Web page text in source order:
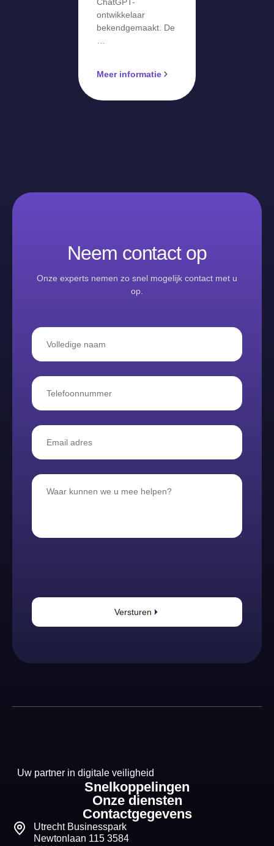
ontwikkelaar
bekendgemaakt. De
Meer informatie
Neem contact op
Onze experts nemen zo snel mogelijk contact met u
op.
Versturen
Uw partner in digitale veiligheid
Snelkoppelingen
Onze diensten
Contactgegevens
Utrecht Businesspark
Newtonlaan 115 3584